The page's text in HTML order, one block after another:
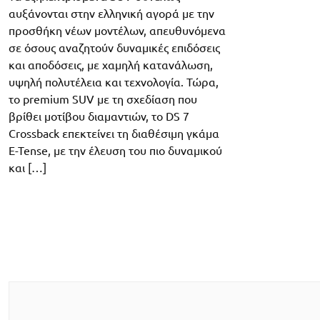
αυξάνονται στην ελληνική αγορά με την
προσθήκη νέων μοντέλων, απευθυνόμενα
σε όσους αναζητούν δυναμικές επιδόσεις
και αποδόσεις, με χαμηλή κατανάλωση,
υψηλή πολυτέλεια και τεχνολογία. Τώρα,
το premium SUV με τη σχεδίαση που
βρίθει μοτίβου διαμαντιών, το DS 7
Crossback επεκτείνει τη διαθέσιμη γκάμα
E-Tense, με την έλευση του πιο δυναμικού
και […]